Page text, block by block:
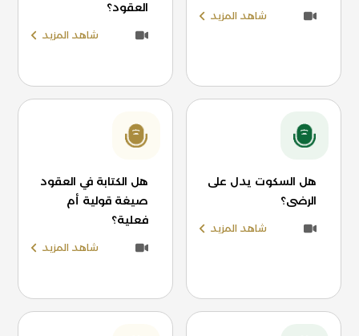
شاهد المزيد
العقود؟
شاهد المزيد
هل السكوت يدل على
الرضى؟
شاهد المزيد
هل الكتابة في العقود
صيغة قولية أم
فعلية؟
شاهد المزيد